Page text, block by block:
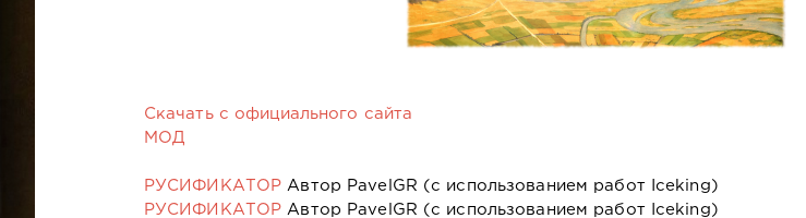
Скачать с официального сайта
МОД
РУСИФИКАТОР Автор PavelGR (с использованием работ Iceking)
РУСИФИКАТОР Автор PavelGR (с использованием работ Iceking)